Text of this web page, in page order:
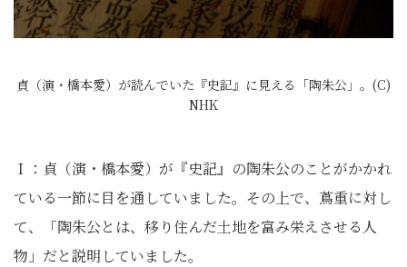
貞（演・橋本愛）が読んでいた『史記』に見える「陶朱公」。(C)
NHK
Ｉ：貞（演・橋本愛）が『史記』の陶朱公のことがかかれ
ている一節に目を通していました。その上で、蔦重に対し
て、「陶朱公とは、移り住んだ土地を富み栄えさせる人
物」だと説明していました。